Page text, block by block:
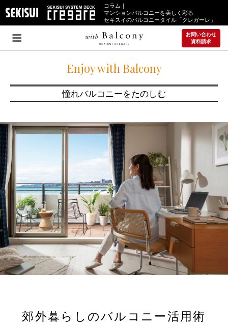
コラム｜
マンションバルコニーを美しく彩る
セキスイのバルコニータイル「クレガーレ」
お問い合わせ
資料請求
Enjoy with Balcony
憧れバルコニーをたのしむ
郊外暮らしのバルコニー活用術